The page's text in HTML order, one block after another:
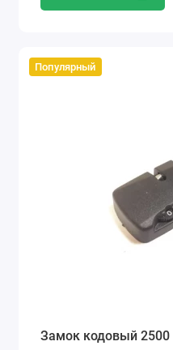
Популярный
Замок кодовый 2500